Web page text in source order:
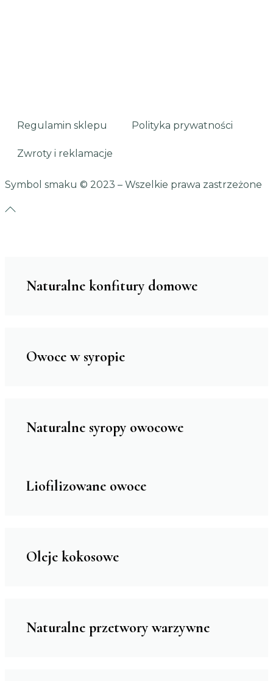
Symbol smaku © 2023 – Wszelkie prawa zastrzeżone
Regulamin sklepu Polityka prywatności
Zwroty i reklamacje
Naturalne konfitury domowe
Owoce w syropie
Naturalne syropy owocowe
Liofilizowane owoce
Oleje kokosowe
Naturalne przetwory warzywne